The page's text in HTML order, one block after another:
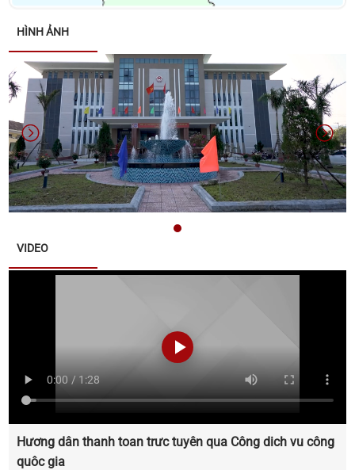
Quyết định về việc phê duyệt Kế hoạch lựa chọn nhà
thầu Gói thầu: Xây dựng Trang Thông tin điện tử xã
Quế Sơn
Danh sách các đơn vị bầu cử đại biểu Hội đồng
nhân dân xã Quế Sơn nhiệm kỳ 2026 – 2031
Thông báo về việc nộp hồ sơ ứng cử đại biểu Hội
đồng nhân dân xã Quế Sơn khoá II, nhiệm kỳ 2026 -
2031
Thông báo về tuyển chọn lao động hợp đồng làm
Thông báo triển khai thực hiện Chiến dịch 90 ngày
xây dựng , hoàn thiện cơ sở dữ liệu đất đai trên địa
bàn xã Quế Sơn
Thông báo lịch tiếp công dân năm 2025 của đại
biểu HĐND xã khóa I, nhiệm kỳ 2021 - 2026
HÌNH ẢNH
VIDEO
Hương dân thanh toan trưc tuyên qua Công dich vu công
quôc gia